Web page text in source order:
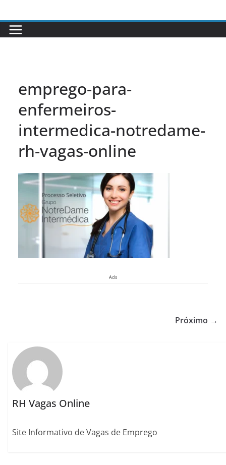
para
o
emprego-para-
enfermeiros-
intermedica-notredame-
rh-vagas-online
Ads
Próximo →
RH Vagas Online
Site Informativo de Vagas de Emprego